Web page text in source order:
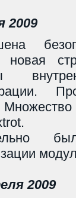
2009
новая
2009